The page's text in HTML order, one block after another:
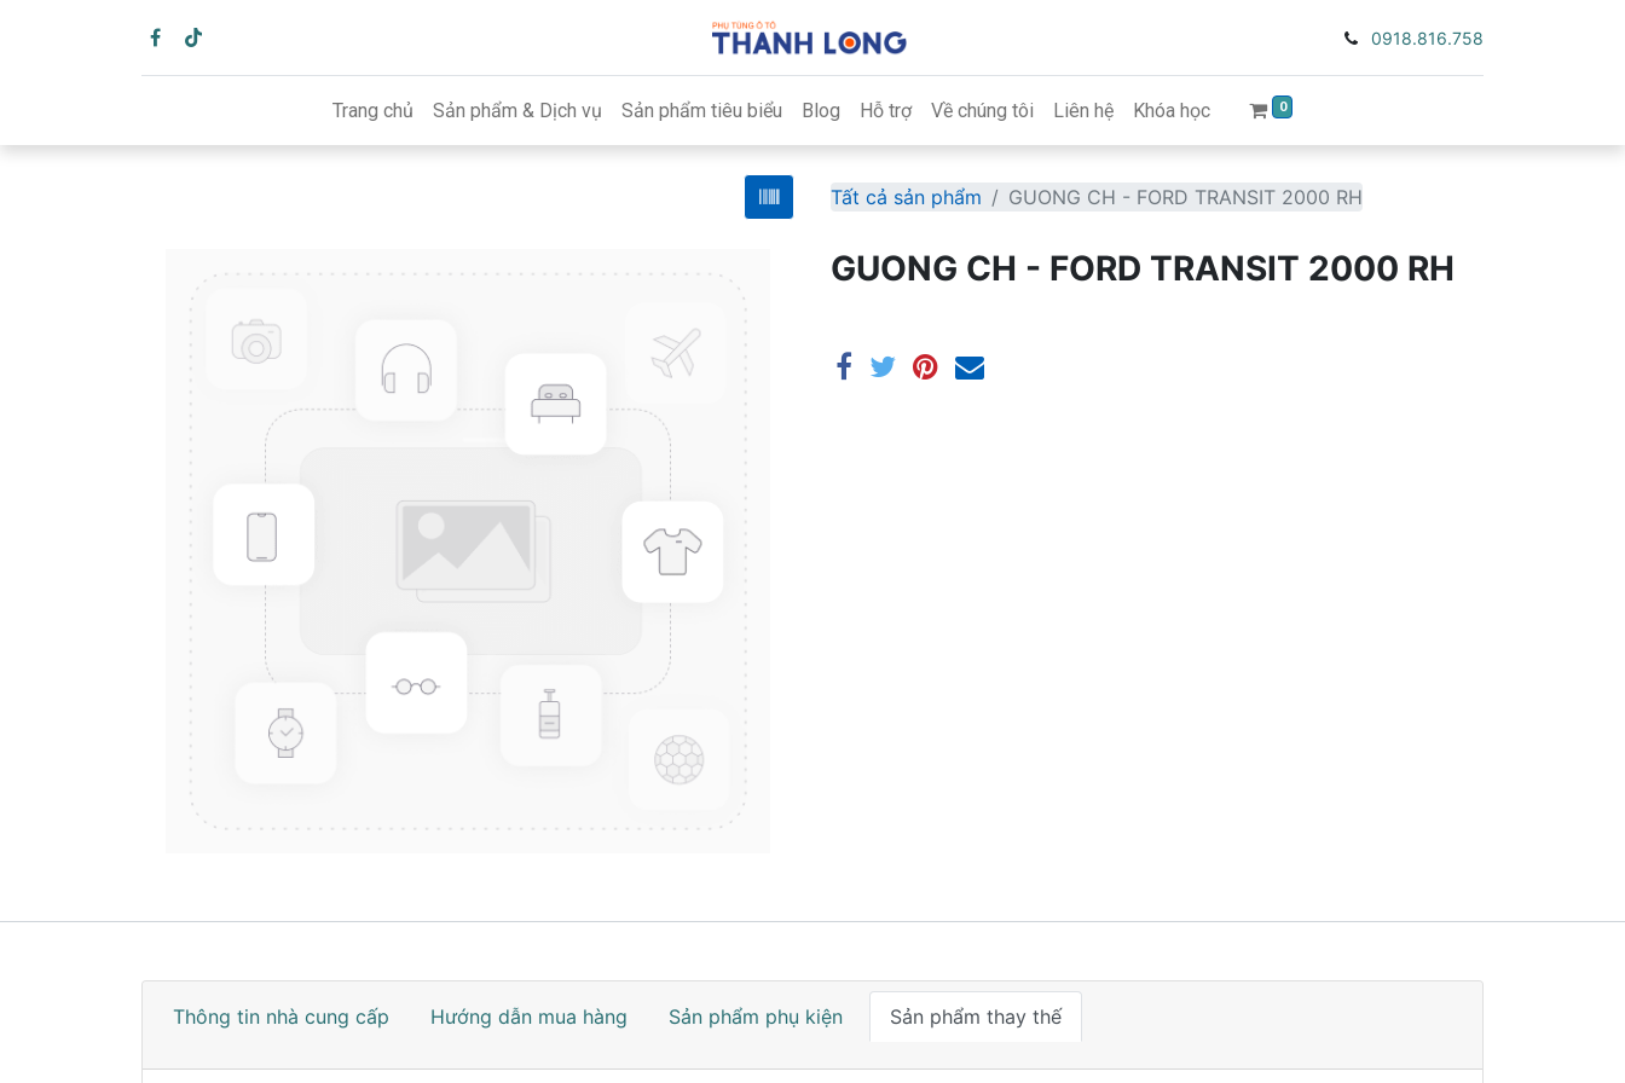
0918.816.758
Trang chủ Sản phẩm & Dịch vụ Sản phẩm tiêu biểu Blog Hỗ trợ Về chúng tôi Liên hệ Khóa học 0
Tất cả sản phẩm GUONG CH - FORD TRANSIT 2000 RH
GUONG CH - FORD TRANSIT 2000 RH
Thông tin nhà cung cấp Hướng dẫn mua hàng Sản phẩm phụ kiện Sản phẩm thay thế